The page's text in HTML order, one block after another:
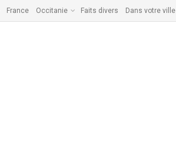
France Occitanie Faits divers Dans votre ville